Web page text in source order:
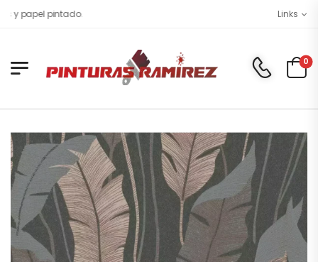
pintado. Links
0